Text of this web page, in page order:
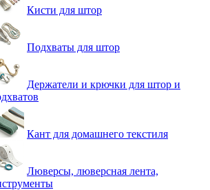
Кисти для штор
Подхваты для штор
Держатели и крючки для штор и
Кант для домашнего текстиля
Люверсы, люверсная лента,